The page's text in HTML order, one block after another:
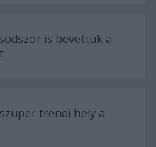
is bevettük a
trendi hely a